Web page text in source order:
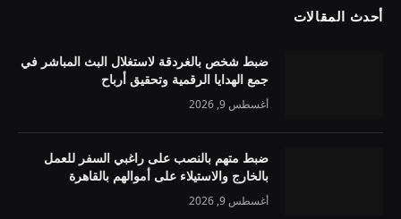
أحدث المقالات
ضبط شخص بالغردقة لاستغلال البث المباشر في
جمع الهدايا الرقمية وتحقيق أرباح
أغسطس 9, 2026
ضبط متهم بالنصب على راغبي السفر للعمل
بالخارج والاستيلاء على أموالهم بالقاهرة
أغسطس 9, 2026